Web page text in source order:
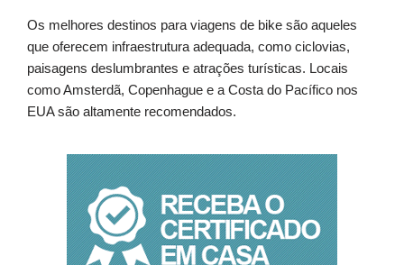
Os melhores destinos para viagens de bike são aqueles
que oferecem infraestrutura adequada, como ciclovias,
paisagens deslumbrantes e atrações turísticas. Locais
como Amsterdã, Copenhague e a Costa do Pacífico nos
EUA são altamente recomendados.